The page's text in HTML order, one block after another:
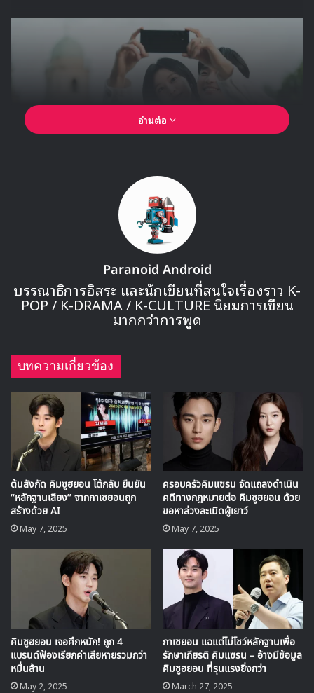
40 ตัวเลขสถิติของ คิมซูฮยอน
หนึ่งในฉากที่ทำให้ผู้ชมของ Queen of Tears เสียน้ำตากัน
มากที่สุดมาจากฉากการร้องไห้ของตัวละคร แบคฮยอนอู ที่รับบท
โดย คิมซูฮยอน ซึ่งตลอดการออกอากาศของเรื่องมีฉากที่ แบคฮ
ยอนอู ร้องไห้มากถึง 40 ครั้ง คิดเป็นเฉลี่ยตกตอนละ 2.5 ครั้ง
เสียใจ ผิดหวัง โล่งใจ ยินดี มีความสุข ซึ่งเกิดจากสถานการณ์ใน
เรื่องที่พลิกผันไปอย่างรวดเร็วเหมือนกับรถไฟเหาะตีลังกา และ
ด้วยความยอดเยี่ยมของ คิมซูฮยอน ที่ถ่ายทอดอารมณ์ออกมาได้
ถึงใจคนดู ก็ทำให้ฉากเหล่านี้เรียกนำตาของแฟนๆ ซีรีส์เรื่องนี้ที่
คอยลุ้นคอยเชียร์ความรักของตัวละครในเรื่องได้ร้องไห้ออกมา
ด้วยกัน
🎙GYUBIN ปลื้มเมืองไทยขนาดไหน? ถึงกลับมาถ่าย
MV เพลงใหม่ LIKE U 100 ที่กรุงเทพ
อ่านต่อ
Paranoid Android
บรรณาธิการอิสระ และนักเขียนที่สนใจเรื่องราว K-
POP / K-DRAMA / K-CULTURE นิยมการเขียน
มากกว่าการพูด
บทความเกี่ยวข้อง
ต้นสังกัด คิมซูฮยอน โต้กลับ ยืนยัน
“หลักฐานเสียง” จากกาเซยอนถูก
สร้างด้วย AI
May 7, 2025
ครอบครัวคิมแซรน จัดแถลงดำเนิน
คดีทางกฎหมายต่อ คิมซูฮยอน ด้วย
ขอหาล่วงละเมิดผู้เยาว์
May 7, 2025
คิมซูฮยอน เจอศึกหนัก! ถูก 4
แบรนด์ฟ้องเรียกค่าเสียหายรวมกว่า
หมื่นล้าน
May 2, 2025
กาเซยอน แฉแต่ไม่โชว์หลักฐานเพื่อ
รักษาเกียรติ คิมแซรน – อ้างมีข้อมูล
คิมซูฮยอน ที่รุนแรงยิ่งกว่า
March 27, 2025